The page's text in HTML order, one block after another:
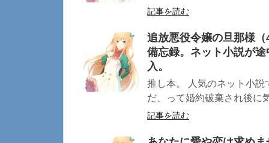
記事を読む
追放悪役令嬢の旦那様
備忘録。ネット小説が
入。
推し本。 人気のネット小
だ、って婚約破棄され後に
記事を読む